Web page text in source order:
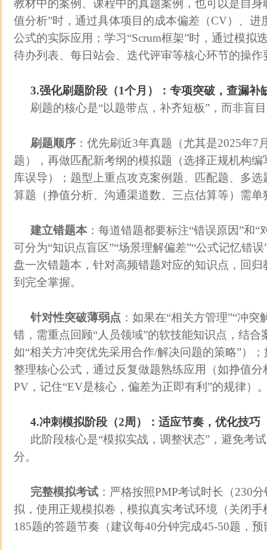
教材中的案例、课程中的真题案例，也可以是自身
值分析”时，通过具体项目的成本偏差（CV）、进
公式的实际应用；学习“Scrum框架”时，通过模拟
待办列表、每日站会、迭代评审等核心环节的操作
3.强化刷题阶段（1个月）：专项突破，查漏补
刷题的核心是“以题带点，补齐短板”，而非盲
刷题顺序 ：优先刷近3年真题（尤其是2025年7
题），再做匹配新考纲的模拟题（选择正规机构
库误导）；题型上重点攻克案例题、匹配题、多
算题（挣值分析、沟通渠道数、三点估算等）需单
建立错题本 ：每道错题都要标注“错误原因”和
可分为“知识点盲区”“场景理解偏差”“公式记忆错
盘一次错题本，针对高频错题对应的知识点，回
到完全掌握。
针对性突破薄弱点 ：如果在“相关方管理”“冲
错，需重点回顾“人员领域”的软技能知识点，结合
如“相关方冲突优先采用合作/解决问题的策略”）
整理核心公式，通过反复做题熟练应用（如挣值分
PV，记住“EV是核心，偏差为正即有利”的规律）
4.冲刺模拟阶段（2周）：适应节奏，优化技巧
此阶段核心是“模拟实战，调整状态”，避免考
分。
完整模拟考试 ：严格按照PMP考试时长（230
拟，使用正规模拟卷，模拟真实考试环境（关闭
185题的答题节奏（建议每40分钟完成45-50题，